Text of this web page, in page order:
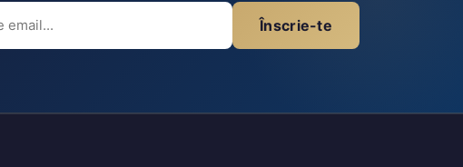
Înscrie-te